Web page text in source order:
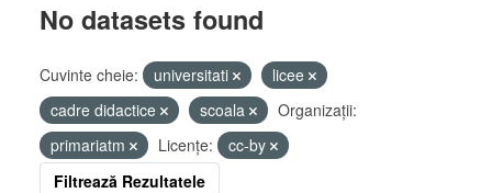
No datasets found
Cuvinte cheie: universitati
licee
cadre didactice
scoala
Organizații:
primariatm
Licenţe:
cc-by
Filtrează Rezultatele